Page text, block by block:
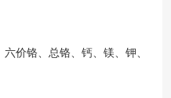
价铬、总铬、钙、镁、钾、